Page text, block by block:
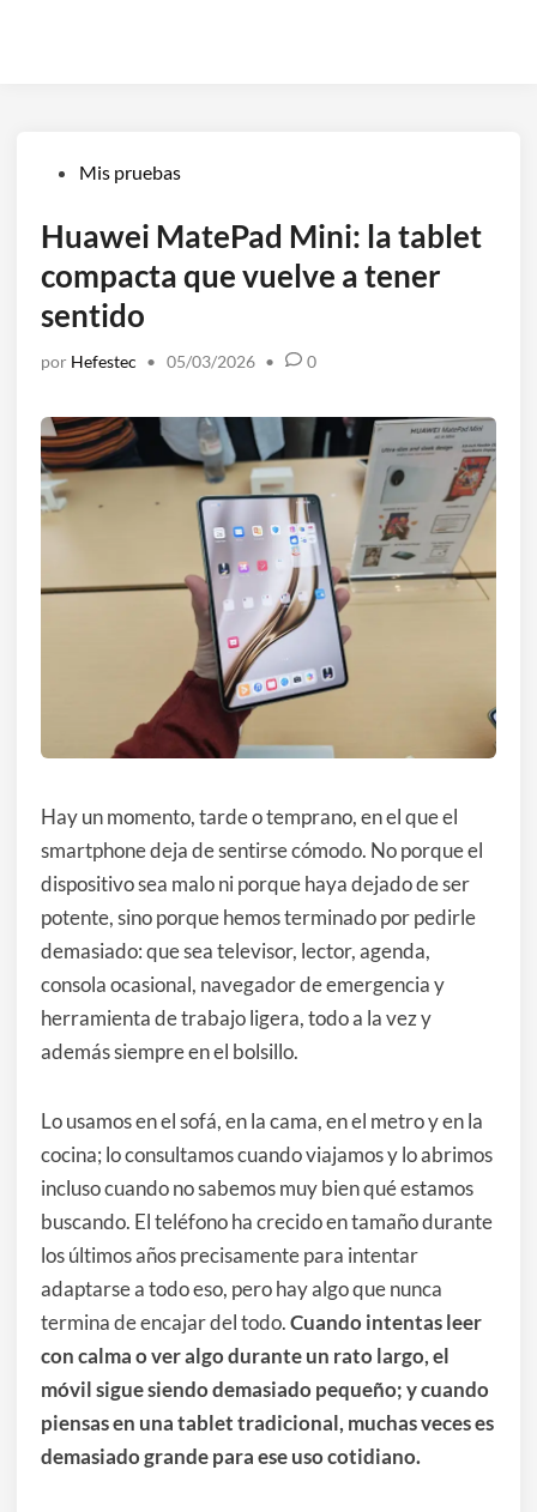
Publicado
Mis pruebas
Huawei MatePad Mini: la tablet
compacta que vuelve a tener
sentido
por Hefestec • 05/03/2026 • 0
Hay un momento, tarde o temprano, en el que el
smartphone deja de sentirse cómodo. No porque el
dispositivo sea malo ni porque haya dejado de ser
potente, sino porque hemos terminado por pedirle
demasiado: que sea televisor, lector, agenda,
consola ocasional, navegador de emergencia y
herramienta de trabajo ligera, todo a la vez y
además siempre en el bolsillo.
Lo usamos en el sofá, en la cama, en el metro y en la
cocina; lo consultamos cuando viajamos y lo abrimos
incluso cuando no sabemos muy bien qué estamos
buscando. El teléfono ha crecido en tamaño durante
los últimos años precisamente para intentar
adaptarse a todo eso, pero hay algo que nunca
termina de encajar del todo.Cuando intentas leer
con calma o ver algo durante un rato largo, el
móvil sigue siendo demasiado pequeño; y cuando
piensas en una tablet tradicional, muchas veces es
demasiado grande para ese uso cotidiano.